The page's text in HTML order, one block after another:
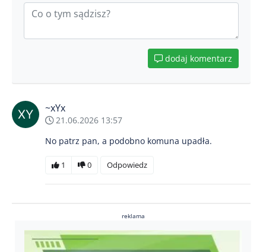
dodaj komentarz
~xYx
21.06.2026 13:57
No patrz pan, a podobno komuna upadła.
1 0 Odpowiedz
reklama